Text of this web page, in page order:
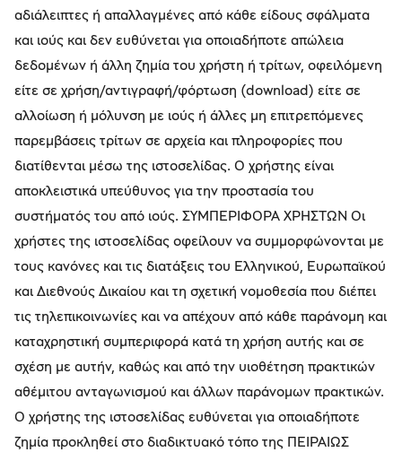
αδιάλειπτες ή απαλλαγμένες από κάθε είδους σφάλματα
και ιούς και δεν ευθύνεται για οποιαδήποτε απώλεια
δεδομένων ή άλλη ζημία του χρήστη ή τρίτων, οφειλόμενη
είτε σε χρήση/αντιγραφή/φόρτωση (download) είτε σε
αλλοίωση ή μόλυνση με ιούς ή άλλες μη επιτρεπόμενες
παρεμβάσεις τρίτων σε αρχεία και πληροφορίες που
διατίθενται μέσω της ιστοσελίδας. Ο χρήστης είναι
αποκλειστικά υπεύθυνος για την προστασία του
συστήματός του από ιούς. ΣΥΜΠΕΡΙΦΟΡΑ ΧΡΗΣΤΩΝ Οι
χρήστες της ιστοσελίδας οφείλουν να συμμορφώνονται με
τους κανόνες και τις διατάξεις του Ελληνικού, Ευρωπαϊκού
και Διεθνούς Δικαίου και τη σχετική νομοθεσία που διέπει
τις τηλεπικοινωνίες και να απέχουν από κάθε παράνομη και
καταχρηστική συμπεριφορά κατά τη χρήση αυτής και σε
σχέση με αυτήν, καθώς και από την υιοθέτηση πρακτικών
αθέμιτου ανταγωνισμού και άλλων παράνομων πρακτικών.
Ο χρήστης της ιστοσελίδας ευθύνεται για οποιαδήποτε
ζημία προκληθεί στο διαδικτυακό τόπο της ΠΕΙΡΑΙΩΣ